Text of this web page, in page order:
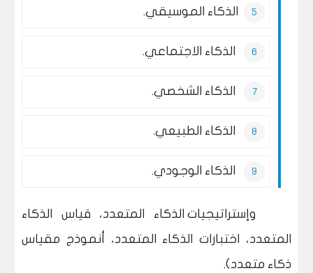
الذكاء الموسيقي.
الذكاء الاجتماعي.
الذكاء الشخصي.
الذكاء الطبيعي.
الذكاء الوجودي.
وإستراتيجيات الذكاء المتعدد، قياس الذكاء
المتعدد، اختبارات الذكاء المتعدد، أنموذج مقياس
ذكاء متعدد).